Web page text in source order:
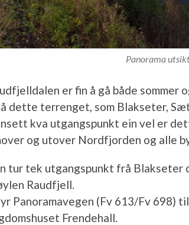
Panorama
er fin å gå både
dette terrenget, som Blakseter,
kva utgangspunkt ein vel er
og utover Nordfjorden og alle
tur tek utgangspunkt frå Blakseter
Raudfjell.
Panoramavegen (Fv 613/Fv 698)
Frendehall.